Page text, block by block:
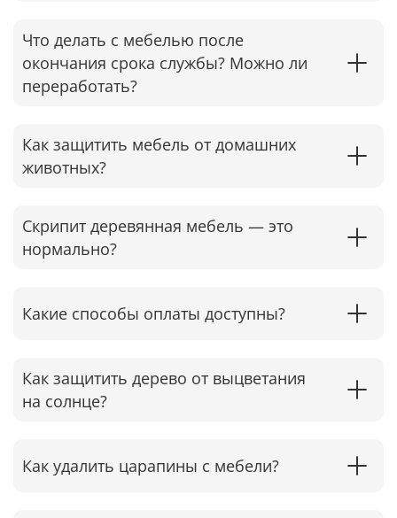
Что делать с мебелью после
окончания срока службы? Можно ли
переработать?
Как защитить мебель от домашних
животных?
Скрипит деревянная мебель — это
нормально?
Какие способы оплаты доступны?
Как защитить дерево от выцветания
на солнце?
Как удалить царапины с мебели?